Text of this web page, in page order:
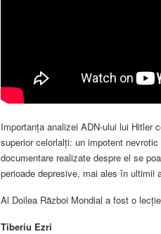
Importanța analizei ADN-ului lui Hitler
superior celorlalți: un impotent
documentare realizate despre el se
perioade depresive, mai ales în
Al Doilea Război Mondial a fost o
Tiberiu Ezri